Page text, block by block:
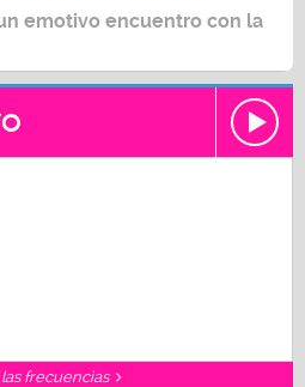
emotivo encuentro con la
las frecuencias